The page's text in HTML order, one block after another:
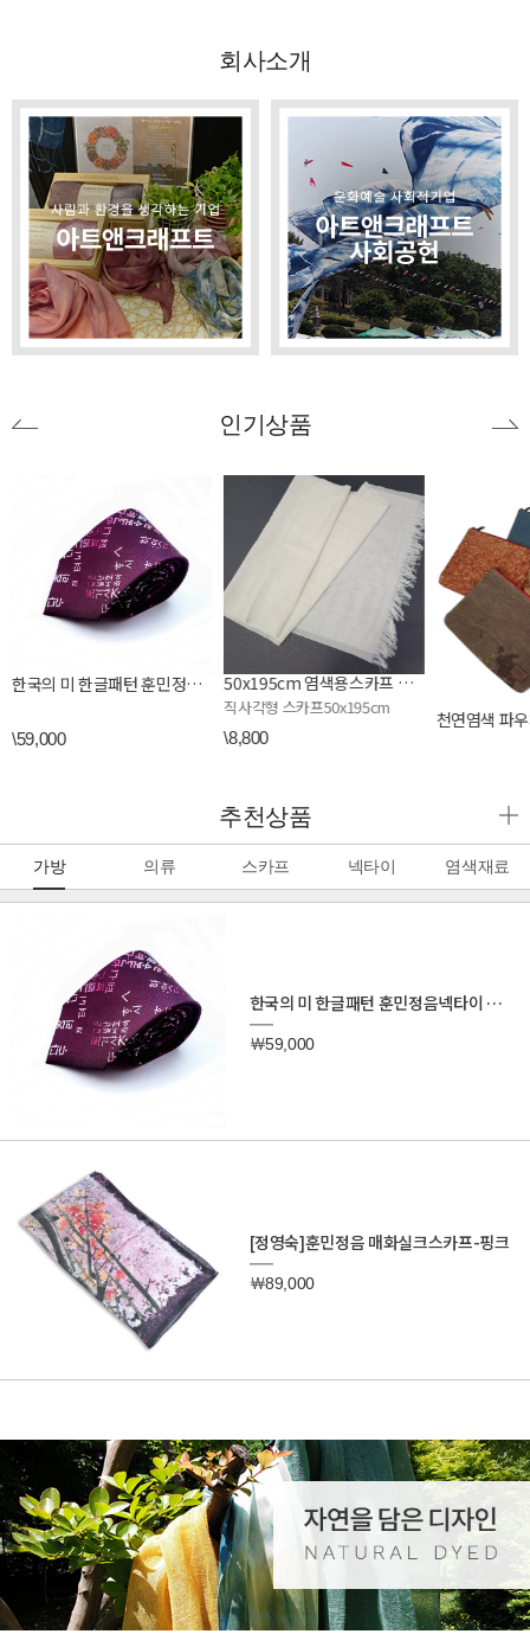
회사소개
인기상품
한국의 미 한글패턴 훈민정음넥타이 아트앤크래프트 프리미엄 실크넥타이 어르신 외국인 혼주 선물
\59,000
50x195cm 염색용스카프 울 모달 혼방 롱 스카프 ,가벼운 울목도리
직사각형 스카프50x195cm
\8,800
천연염색 파
추천상품
가방 의류 스카프 넥타이 염색재료
한국의 미 한글패턴 훈민정음넥타이 아트앤크래프트 프리미엄 실크넥타이 어르신 외국인 혼주 선물
￦59,000
[정영숙]훈민정음 매화실크스카프-핑크
￦89,000